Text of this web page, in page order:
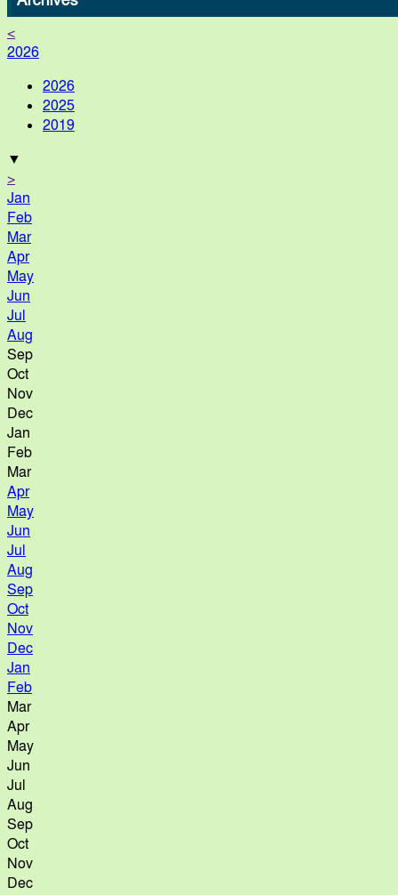
<
2026
2026
2025
2019
▼
>
Jan
Feb
Mar
Apr
May
Jun
Jul
Aug
Sep
Oct
Nov
Dec
Jan
Feb
Mar
Apr
May
Jun
Jul
Aug
Sep
Oct
Nov
Dec
Jan
Feb
Mar
Apr
May
Jun
Jul
Aug
Sep
Oct
Nov
Dec